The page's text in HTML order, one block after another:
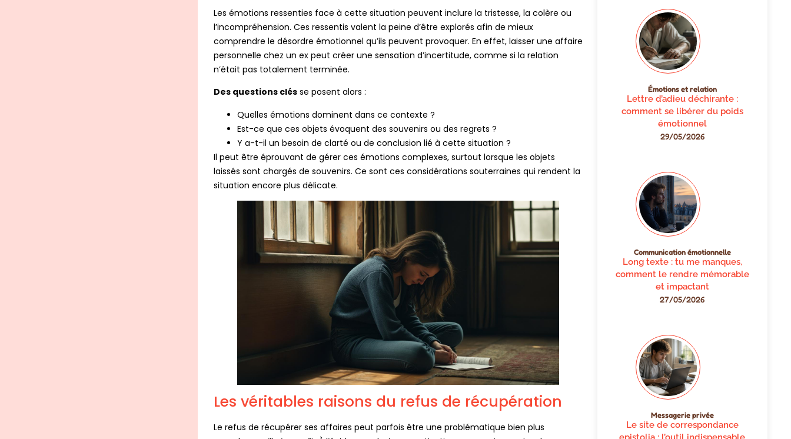
Les émotions ressenties face à cette situation peuvent inclure la tristesse, la colère ou
l’incompréhension. Ces ressentis valent la peine d’être explorés afin de mieux
comprendre le désordre émotionnel qu’ils peuvent provoquer. En effet, laisser une affaire
personnelle chez un ex peut créer une sensation d’incertitude, comme si la relation
n’était pas totalement terminée.
Des questions clésse posent alors :
Quelles émotions dominent dans ce contexte ?
Est-ce que ces objets évoquent des souvenirs ou des regrets ?
Y a-t-il un besoin de clarté ou de conclusion lié à cette situation ?
Il peut être éprouvant de gérer ces émotions complexes, surtout lorsque les objets
laissés sont chargés de souvenirs. Ce sont ces considérations souterraines qui rendent la
situation encore plus délicate.
Les véritables raisons du refus de récupération
Le refus de récupérer ses affaires peut parfois être une problématique bien plus
Émotions et relation
Lettre d’adieu déchirante :
comment se libérer du poids
émotionnel
29/05/2026
Communication émotionnelle
Long texte : tu me manques,
comment le rendre mémorable
et impactant
27/05/2026
Messagerie privée
Le site de correspondance